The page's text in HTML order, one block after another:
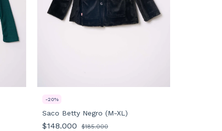
-20%
Saco Betty Negro (M-XL)
$148.000 $185.000